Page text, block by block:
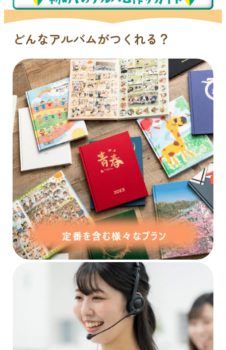
どんなアルバムがつくれる？